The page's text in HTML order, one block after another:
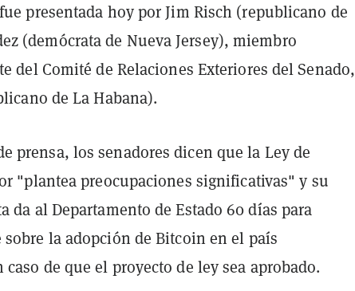
presentada hoy por Jim Risch (republicano de
(demócrata de Nueva Jersey), miembro
del Comité de Relaciones Exteriores del Senado,
de La Habana).
prensa, los senadores dicen que la Ley de
"plantea preocupaciones significativas" y su
da al Departamento de Estado 60 días para
la adopción de Bitcoin en el país
de que el proyecto de ley sea aprobado.